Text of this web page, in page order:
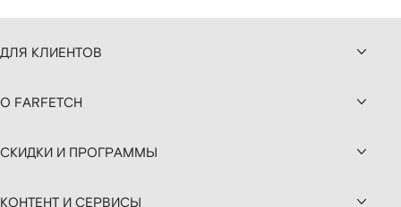
ДЛЯ КЛИЕНТОВ
О FARFETCH
СКИДКИ И ПРОГРАММЫ
КОНТЕНТ И СЕРВИСЫ